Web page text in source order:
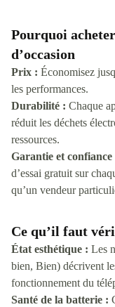
Pourquoi
d’occasion
Prix : Économisez
les performances.
Durabilité : Chaque
réduit les déchets
ressources.
Garantie et confiance
d’essai gratuit sur
qu’un vendeur
Ce qu’il faut
État esthétique : Les
bien, Bien) décrivent
fonctionnement du
Santé de la batterie :